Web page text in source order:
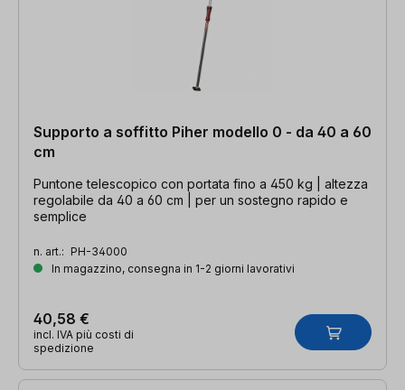
Supporto a soffitto Piher modello 0 - da 40 a 60
cm
Puntone telescopico con portata fino a 450 kg | altezza
regolabile da 40 a 60 cm | per un sostegno rapido e
semplice
n. art.: PH-34000
In magazzino, consegna in 1-2 giorni lavorativi
40,58 €
incl. IVA più costi di
spedizione